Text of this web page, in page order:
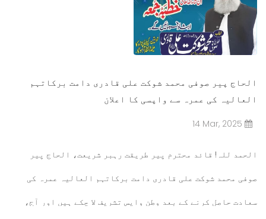
الحاج پیر صوفی محمد شوکت علی قادری دامت برکاتہم
العالیہ کی عمرہ سے واپسی کا اعلان
14 Mar, 2025
الحمد للہ! قائد محترم پیر طریقت رہبر شریعت، الحاج پیر
صوفی محمد شوکت علی قادری دامت برکاتہم العالیہ عمرہ کی
سعادت حاصل کرنے کے بعد وطن واپس تشریف لا چکے ہیں اور آج،